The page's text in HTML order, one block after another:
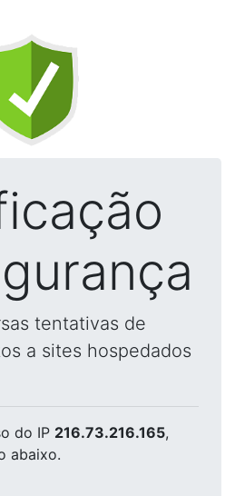
tentativas de
a sites hospedados
do IP 216.73.216.165,
abaixo.